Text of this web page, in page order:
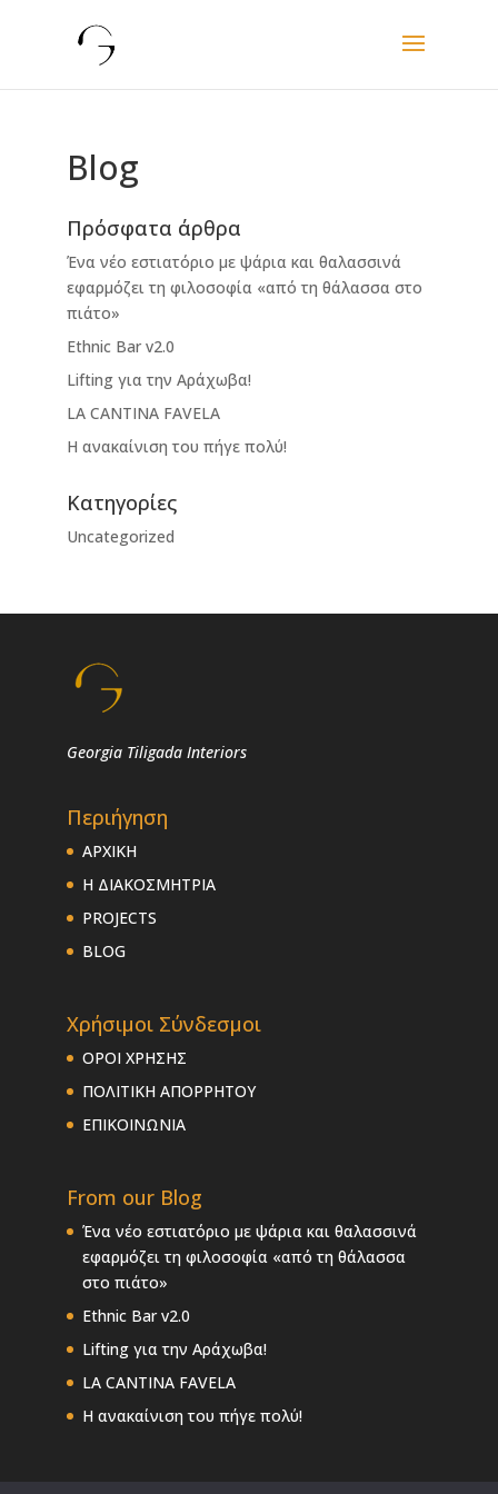
Blog
Πρόσφατα άρθρα
Ένα νέο εστιατόριο με ψάρια και θαλασσινά
εφαρμόζει τη φιλοσοφία «από τη θάλασσα στο
πιάτο»
Ethnic Bar v2.0
Lifting για την Αράχωβα!
LA CANTINA FAVELA
Η ανακαίνιση του πήγε πολύ!
Kατηγορίες
Uncategorized
Georgia Tiligada Interiors
Περιήγηση
ΑΡΧΙΚΗ
Η ΔΙΑΚΟΣΜΗΤΡΙΑ
PROJECTS
BLOG
Χρήσιμοι Σύνδεσμοι
ΟΡΟΙ ΧΡΗΣΗΣ
ΠΟΛΙΤΙΚΗ ΑΠΟΡΡΗΤΟΥ
ΕΠΙΚΟΙΝΩΝΙΑ
From our Blog
Ένα νέο εστιατόριο με ψάρια και θαλασσινά
εφαρμόζει τη φιλοσοφία «από τη θάλασσα
στο πιάτο»
Ethnic Bar v2.0
Lifting για την Αράχωβα!
LA CANTINA FAVELA
Η ανακαίνιση του πήγε πολύ!